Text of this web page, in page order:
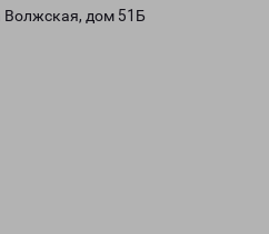
Волжская, дом 51Б